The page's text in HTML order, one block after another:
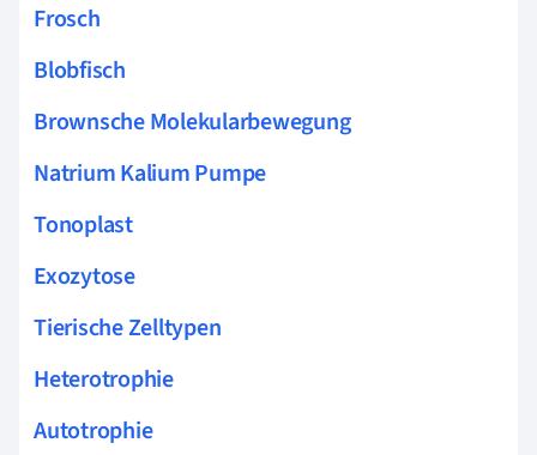
Frosch
Blobfisch
Brownsche Molekularbewegung
Natrium Kalium Pumpe
Tonoplast
Exozytose
Tierische Zelltypen
Heterotrophie
Autotrophie